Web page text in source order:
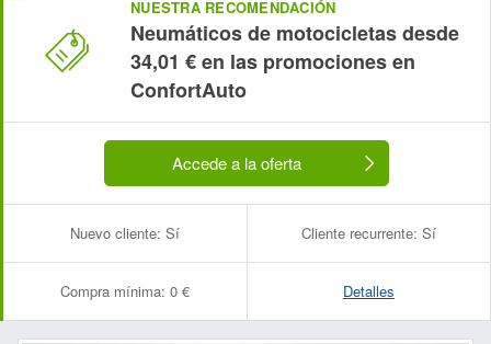
NUESTRA RECOMENDACIÓN
Neumáticos de motocicletas desde
34,01 € en las promociones en
ConfortAuto
Accede a la oferta
Nuevo cliente: Sí Cliente recurrente: Sí
Compra mínima: 0 € Detalles